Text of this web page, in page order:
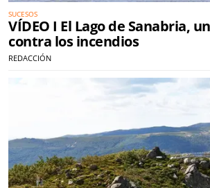
SUCESOS
VÍDEO I El Lago de Sanabria,
contra los incendios
REDACCIÓN